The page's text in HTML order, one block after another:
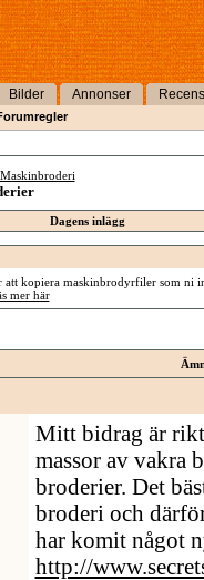
Bilder Annonser
Maskinbroderi
Dagens inlägg
kopiera maskinbrodyrfiler som ni
mer här
Mitt bidrag är
massor av vakra
broderier. Det
broderi och
har komit något
http://